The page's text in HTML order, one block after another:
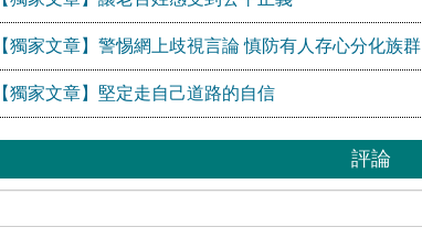
【獨家文章】警惕網上歧視言論 慎防有人存心分化族群
【獨家文章】堅定走自己道路的自信
評論